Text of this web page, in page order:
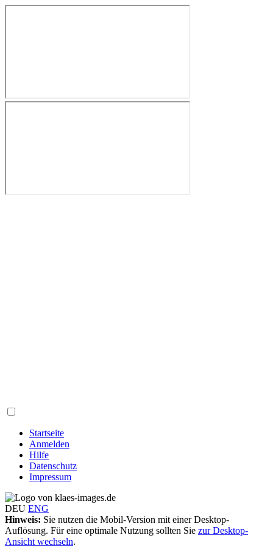
Startseite
Anmelden
Hilfe
Datenschutz
Impressum
DEU ENG
Hinweis: Sie nutzen die Mobil-Version mit einer Desktop-
Auflösung. Für eine optimale Nutzung sollten Sie zur Desktop-
Ansicht wechseln.